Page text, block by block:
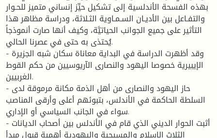
بهذه الفسحة الأندلسية إلى تشكيل حيِّز إنساني متميز للحـوار
والتفـاعل بين الأديـان السـمـاوية الثـلاثة، ودراسة مظاهر هذا
التأثير على جميع الجوانب الحياتيَّة، وكيف أنها صارت أنموذجاً
يُحتذى به حتى في عصرنا الحالي.
- وقد أظهرت الدراسة في البداية معاناة سكان شبه الجزيرة
الإيبيرية خصوصا اليهود والنصارى الآريوسيين من حكم القوط
الغربيين.
- حاز اليهود والنصارى من أهل الذمة مكانة مرموقة لدى
السلطة الحاكمة في الأندلس، بتبوئهم أعلى وأرقى المناصب
سواء في الجانب السياسي أو الإداري.
- أثبت الحوار الديني الذي قام في الأندلس بين أصحاب الديانات
الثلاث الإسلام والمسيحية واليهودية أهمية قبول مبدأ